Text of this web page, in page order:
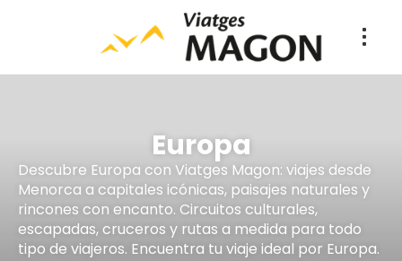
Europa
Descubre Europa con Viatges Magon: viajes desde
Menorca a capitales icónicas, paisajes naturales y
rincones con encanto. Circuitos culturales,
escapadas, cruceros y rutas a medida para todo
tipo de viajeros. Encuentra tu viaje ideal por Europa.